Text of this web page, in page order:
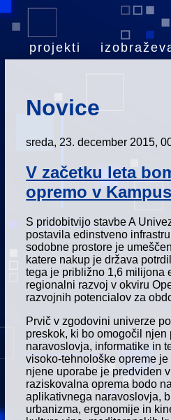
projekti
Novice
sreda, 23. december 2015,
V začetku leta
opremo v
S pridobitvijo stavbe A
postavila edinstveno
sodobne prostore je
katere nakup je država
tega je približno 1,6 milijona
regionalni razvoj v okviru
razvojnih potencialov za
Prvič v zgodovini univerze
preskok, ki bo omogočil
naravoslovja, informatike in
visoko-tehnološke opreme
njene uporabe je predviden
raziskovalna oprema bodo
aplikativnega naravoslovja,
urbanizma, ergonomije in